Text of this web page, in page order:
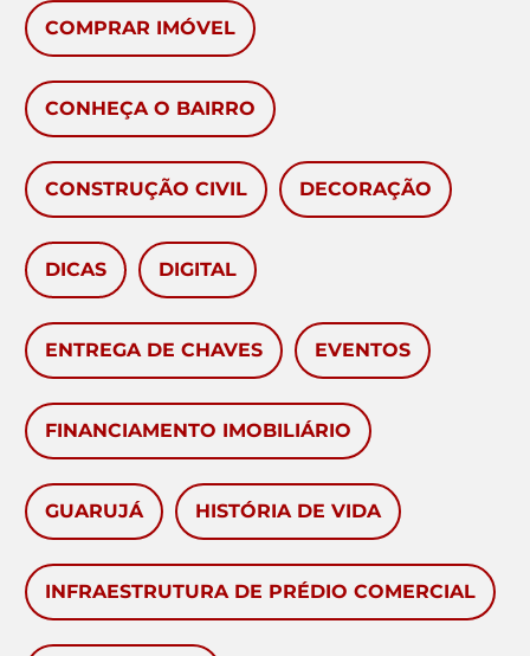
COMPRAR IMÓVEL
CONHEÇA O BAIRRO
CONSTRUÇÃO CIVIL DECORAÇÃO
DICAS DIGITAL
ENTREGA DE CHAVES EVENTOS
FINANCIAMENTO IMOBILIÁRIO
GUARUJÁ HISTÓRIA DE VIDA
INFRAESTRUTURA DE PRÉDIO COMERCIAL